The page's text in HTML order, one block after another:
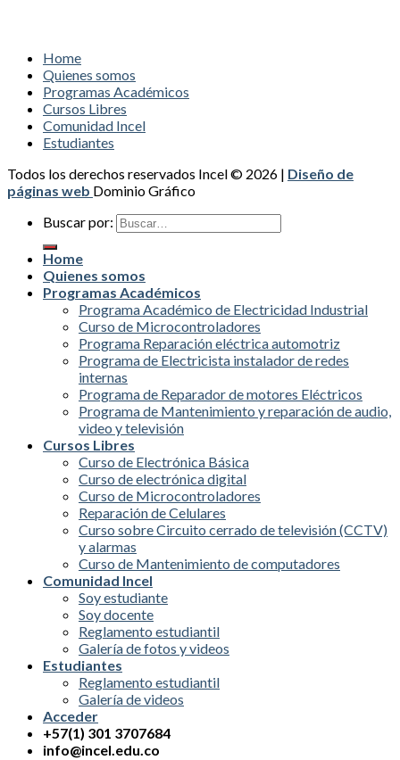
Home
Quienes somos
Programas Académicos
Cursos Libres
Comunidad Incel
Estudiantes
Todos los derechos reservados Incel © 2026 | Diseño de
páginas web Dominio Gráfico
Buscar por:
Home
Quienes somos
Programas Académicos
Programa Académico de Electricidad Industrial
Curso de Microcontroladores
Programa Reparación eléctrica automotriz
Programa de Electricista instalador de redes
internas
Programa de Reparador de motores Eléctricos
Programa de Mantenimiento y reparación de audio,
video y televisión
Cursos Libres
Curso de Electrónica Básica
Curso de electrónica digital
Curso de Microcontroladores
Reparación de Celulares
Curso sobre Circuito cerrado de televisión (CCTV)
y alarmas
Curso de Mantenimiento de computadores
Comunidad Incel
Soy estudiante
Soy docente
Reglamento estudiantil
Galería de fotos y videos
Estudiantes
Reglamento estudiantil
Galería de videos
Acceder
+57(1) 301 3707684
info@incel.edu.co